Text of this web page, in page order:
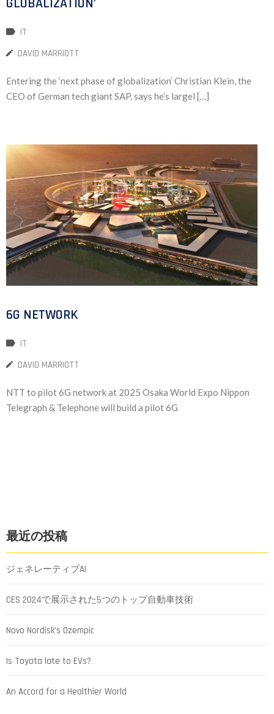
IT
DAVID MARRIOTT
Entering the ‘next phase of globalization’ Christian Klein, the
CEO of German tech giant SAP, says he’s largel […]
6G NETWORK
IT
DAVID MARRIOTT
NTT to pilot 6G network at 2025 Osaka World Expo Nippon
Telegraph & Telephone will build a pilot 6G
最近の投稿
ジェネレーティブAI
CES 2024で展示された5つのトップ自動車技術
Novo Nordisk’s Ozempic
Is Toyota late to EVs?
An Accord for a Healthier World